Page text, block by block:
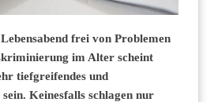
frei von Problemen
im Alter scheint
tiefgreifendes und
Keinesfalls schlagen nur